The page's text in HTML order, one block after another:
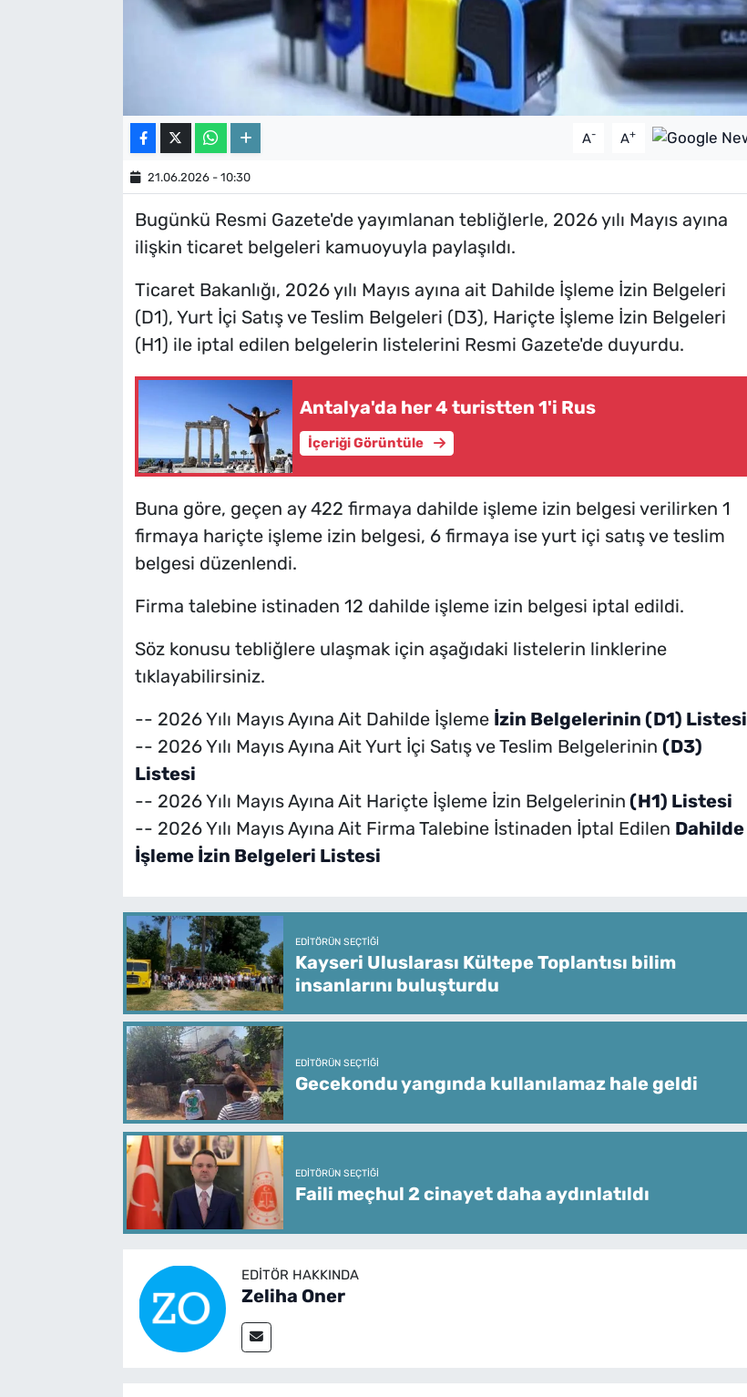
A- A+
21.06.2026 - 10:30
Bugünkü Resmi Gazete'de yayımlanan tebliğlerle, 2026 yılı Mayıs ayına
ilişkin ticaret belgeleri kamuoyuyla paylaşıldı.
Ticaret Bakanlığı, 2026 yılı Mayıs ayına ait Dahilde İşleme İzin Belgeleri
(D1), Yurt İçi Satış ve Teslim Belgeleri (D3), Hariçte İşleme İzin Belgeleri
(H1) ile iptal edilen belgelerin listelerini Resmi Gazete'de duyurdu.
Antalya'da her 4 turistten 1'i Rus
İçeriği Görüntüle
Buna göre, geçen ay 422 firmaya dahilde işleme izin belgesi verilirken 1
firmaya hariçte işleme izin belgesi, 6 firmaya ise yurt içi satış ve teslim
belgesi düzenlendi.
Firma talebine istinaden 12 dahilde işleme izin belgesi iptal edildi.
Söz konusu tebliğlere ulaşmak için aşağıdaki listelerin linklerine
tıklayabilirsiniz.
-- 2026 Yılı Mayıs Ayına Ait Dahilde İşleme İzin Belgelerinin (D1) Listesi
-- 2026 Yılı Mayıs Ayına Ait Yurt İçi Satış ve Teslim Belgelerinin (D3)
Listesi
-- 2026 Yılı Mayıs Ayına Ait Hariçte İşleme İzin Belgelerinin (H1) Listesi
-- 2026 Yılı Mayıs Ayına Ait Firma Talebine İstinaden İptal Edilen Dahilde
İşleme İzin Belgeleri Listesi
EDITÖRÜN SEÇTIĞI
Kayseri Uluslarası Kültepe Toplantısı bilim
insanlarını buluşturdu
EDITÖRÜN SEÇTIĞI
Gecekondu yangında kullanılamaz hale geldi
EDITÖRÜN SEÇTIĞI
Faili meçhul 2 cinayet daha aydınlatıldı
EDITÖR HAKKINDA
Zeliha Oner